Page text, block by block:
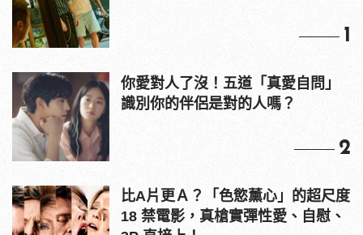
1
你愛對人了沒！五道「真愛自問」
識別你的伴侶是對的人嗎？
2
比A片更Ａ？「色慾薰心」的超尺度
18 禁電影，真槍實彈性愛、自慰、